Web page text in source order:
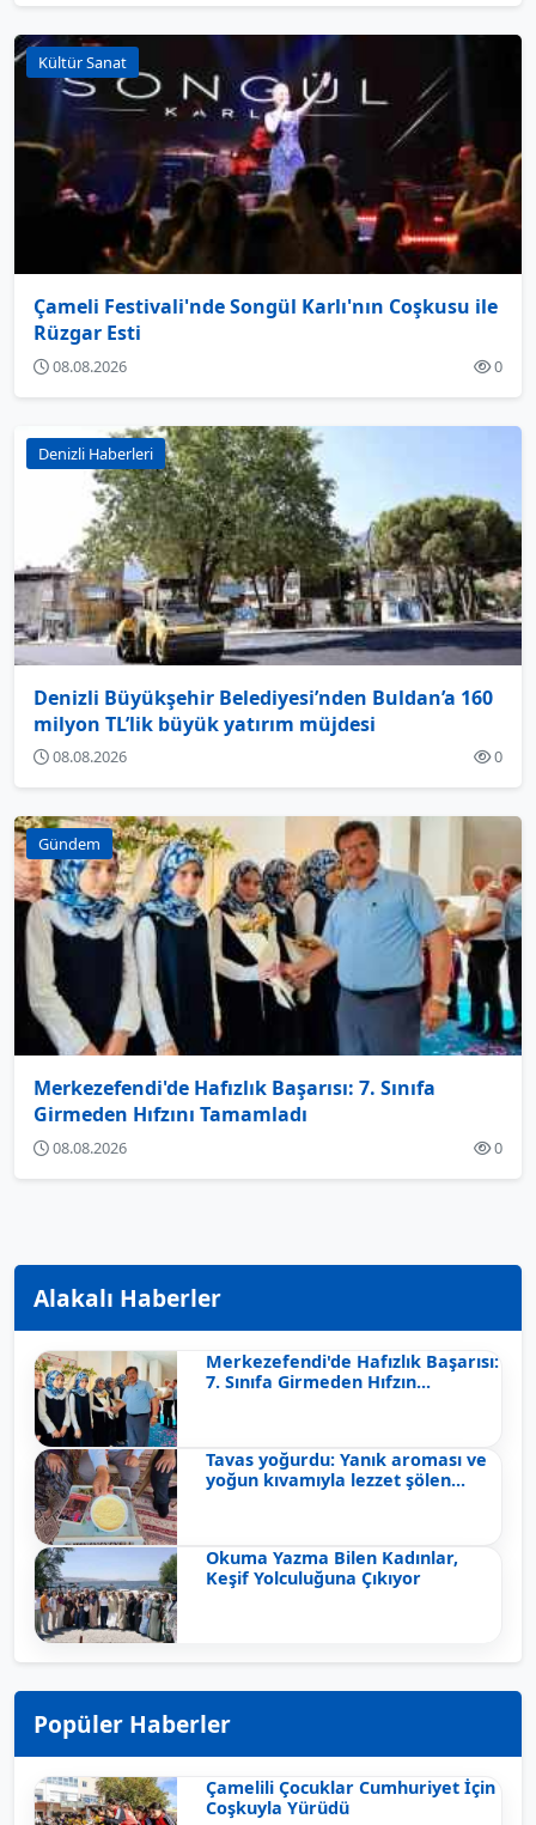
Kültür Sanat
Çameli Festivali'nde Songül Karlı'nın Coşkusu ile
Rüzgar Esti
08.08.2026 0
Denizli Haberleri
Denizli Büyükşehir Belediyesi’nden Buldan’a 160
milyon TL’lik büyük yatırım müjdesi
08.08.2026 0
Gündem
Merkezefendi'de Hafızlık Başarısı: 7. Sınıfa
Girmeden Hıfzını Tamamladı
08.08.2026 0
Alakalı Haberler
Merkezefendi'de Hafızlık Başarısı:
7. Sınıfa Girmeden Hıfzın...
Tavas yoğurdu: Yanık aroması ve
yoğun kıvamıyla lezzet şölen...
Okuma Yazma Bilen Kadınlar,
Keşif Yolculuğuna Çıkıyor
Popüler Haberler
Çamelili Çocuklar Cumhuriyet İçin
Coşkuyla Yürüdü